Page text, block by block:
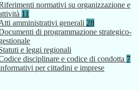
normativi su organizzazione e
11
amministrativi generali 28
di programmazione strategico-
e leggi regionali
disciplinare e codice di condotta 7
per cittadini e imprese